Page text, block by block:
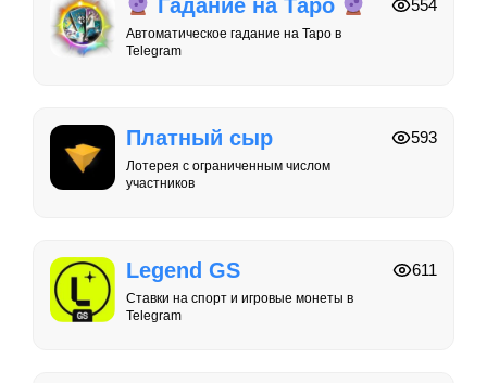
Гадание на Таро
Автоматическое гадание на Таро в
Telegram
554
Платный сыр
Лотерея с ограниченным числом
участников
593
Legend GS
Ставки на спорт и игровые монеты в
Telegram
611